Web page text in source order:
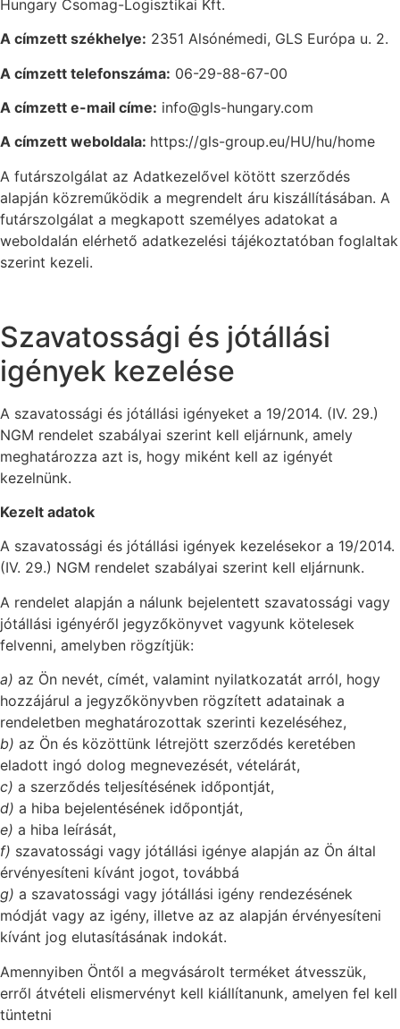
Hungary Csomag-Logisztikai Kft.
A címzett székhelye: 2351 Alsónémedi, GLS Európa u. 2.
A címzett telefonszáma: 06-29-88-67-00
A címzett e-mail címe: info@gls-hungary.com
A címzett weboldala: https://gls-group.eu/HU/hu/home
A futárszolgálat az Adatkezelővel kötött szerződés
alapján közreműködik a megrendelt áru kiszállításában. A
futárszolgálat a megkapott személyes adatokat a
weboldalán elérhető adatkezelési tájékoztatóban foglaltak
szerint kezeli.
Szavatossági és jótállási
igények kezelése
A szavatossági és jótállási igényeket a 19/2014. (IV. 29.)
NGM rendelet szabályai szerint kell eljárnunk, amely
meghatározza azt is, hogy miként kell az igényét
kezelnünk.
Kezelt adatok
A szavatossági és jótállási igények kezelésekor a 19/2014.
(IV. 29.) NGM rendelet szabályai szerint kell eljárnunk.
A rendelet alapján a nálunk bejelentett szavatossági vagy
jótállási igényéről jegyzőkönyvet vagyunk kötelesek
felvenni, amelyben rögzítjük:
a) az Ön nevét, címét, valamint nyilatkozatát arról, hogy
hozzájárul a jegyzőkönyvben rögzített adatainak a
rendeletben meghatározottak szerinti kezeléséhez,
b) az Ön és közöttünk létrejött szerződés keretében
eladott ingó dolog megnevezését, vételárát,
c) a szerződés teljesítésének időpontját,
d) a hiba bejelentésének időpontját,
e) a hiba leírását,
f) szavatossági vagy jótállási igénye alapján az Ön által
érvényesíteni kívánt jogot, továbbá
g) a szavatossági vagy jótállási igény rendezésének
módját vagy az igény, illetve az az alapján érvényesíteni
kívánt jog elutasításának indokát.
Amennyiben Öntől a megvásárolt terméket átvesszük,
erről átvételi elismervényt kell kiállítanunk, amelyen fel kell
tüntetni